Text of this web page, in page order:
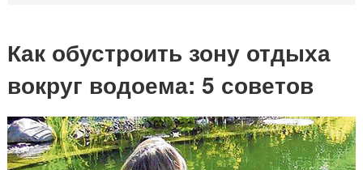
Как обустроить зону отдыха
вокруг водоема: 5 советов